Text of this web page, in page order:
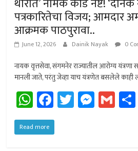
थोरात’ नामक कीड नष्ट!
पत्रकारितेचा विजय; आमदार
आक्रमक पाठपुरावा..
June 12, 2026 Dainik Nayak 0
नायक वृत्तसेवा, संगमनेर राज्यातील आरोग्य यंत्रणा
मानली जाते, परंतु जेव्हा याच यंत्रणेत बसलेले काही
W
h
at
Fa
ce
b
T
wi
M
es
G
m
Read more